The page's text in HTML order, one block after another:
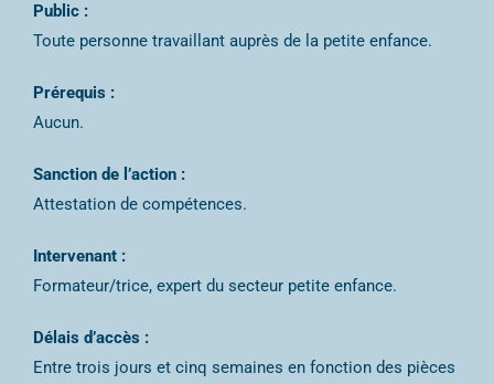
Public :
Toute personne travaillant auprès de la petite enfance.
Prérequis :
Aucun.
Sanction de l’action :
Attestation de compétences.
Intervenant :
Formateur/trice, expert du secteur petite enfance.
Délais d’accès :
Entre trois jours et cinq semaines en fonction des pièces